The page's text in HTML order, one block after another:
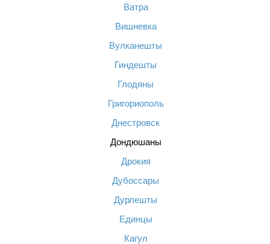
Ватра
Вишневка
Вулканешты
Гиндешты
Глодяны
Григориополь
Днестровск
Дондюшаны
Дрокия
Дубоссары
Дурлешты
Единцы
Кагул